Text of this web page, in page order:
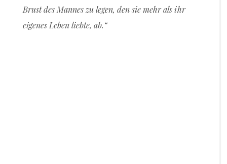
Brust des Mannes zu legen, den sie mehr als ihr
eigenes Leben liebte, ab.“